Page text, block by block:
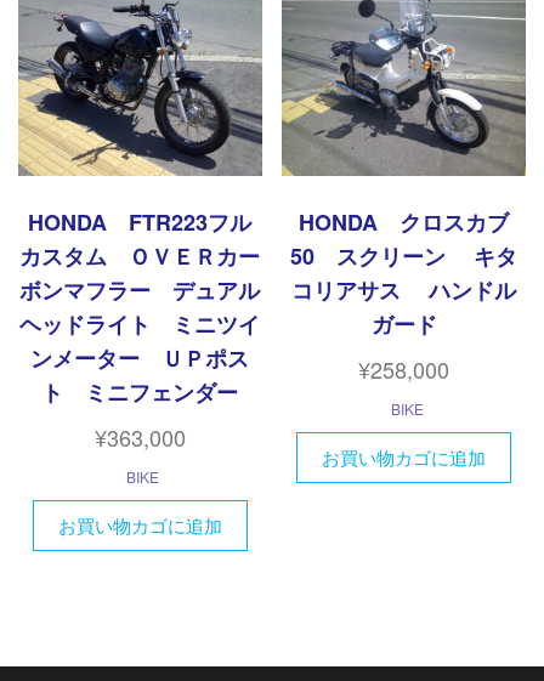
HONDA FTR223フル
カスタム ＯＶＥＲカー
ボンマフラー デュアル
ヘッドライト ミニツイ
ンメーター ＵＰポス
ト ミニフェンダー
¥363,000
BIKE
お買い物カゴに追加
HONDA クロスカブ
50 スクリーン キタ
コリアサス ハンドル
ガード
¥258,000
BIKE
お買い物カゴに追加